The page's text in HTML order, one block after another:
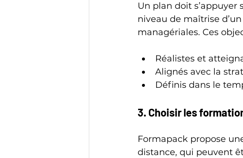
Un plan doit
niveau de maîtrise
managériales. Ces
Réalistes et
Alignés avec la
Définis dans le
3. Choisir les
Formapack propose
distance, qui peuvent